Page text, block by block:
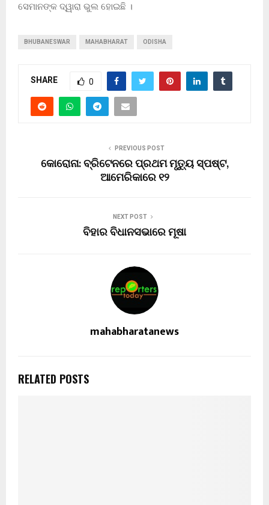
ସେମାନଙ୍କ ଦ୍ୱାରା ଭୁଲ ହୋଇଛି ।
BHUBANESWAR MAHABHARAT ODISHA
SHARE 0
PREVIOUS POST
କୋରୋନା: ବ୍ରିଟେନରେ ପ୍ରଥମ ମୃତ୍ୟୁ ସ୍ପଷ୍ଟ,
ଆମେରିକାରେ ୧୨
NEXT POST
ବିହାର ବିଧାନସଭାରେ ମୂଷା
mahabharatanews
RELATED POSTS